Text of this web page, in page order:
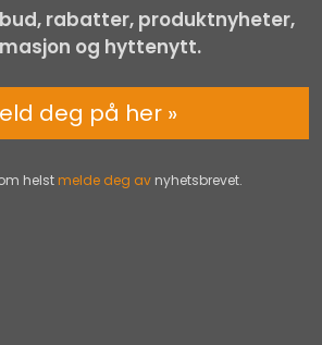
rabatter, produktnyheter,
og hyttenytt.
helst melde deg av nyhetsbrevet.
deg på her »